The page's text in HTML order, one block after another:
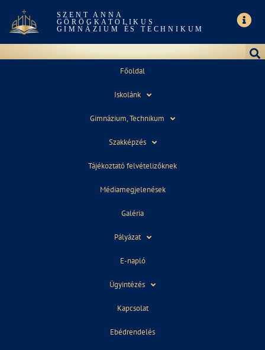
SZENT ANNA
GÖRÖGKATOLIKUS
GIMNÁZIUM ÉS TECHNIKUM
Főoldal
Iskolánk
Gimnázium, Technikum
Szakképzés
Tájékoztató felvételizőknek
Médiamegjelenések
Galéria
Pályázat
E-napló
Ügyintézés
Kapcsolat
Ebédrendelés
SZLOVÉNIAI KIRÁNDULÁS
Kedved diákok!
utazunk a Skocjan-barlangig (UNESCO világörökség).
Ezután a tengerparti Piranba érkezünk, rövid városnézés